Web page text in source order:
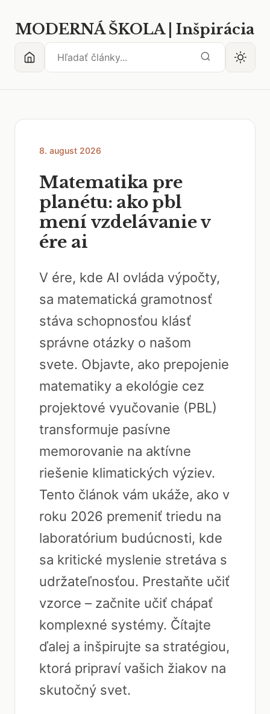
MODERNÁ ŠKOLA | Inšpirácia
8. august 2026
Matematika pre
planétu: ako pbl
mení vzdelávanie v
ére ai
V ére, kde AI ovláda výpočty,
sa matematická gramotnosť
stáva schopnosťou klásť
správne otázky o našom
svete. Objavte, ako prepojenie
matematiky a ekológie cez
projektové vyučovanie (PBL)
transformuje pasívne
memorovanie na aktívne
riešenie klimatických výziev.
Tento článok vám ukáže, ako v
roku 2026 premeniť triedu na
laboratórium budúcnosti, kde
sa kritické myslenie stretáva s
udržateľnosťou. Prestaňte učiť
vzorce – začnite učiť chápať
komplexné systémy. Čítajte
ďalej a inšpirujte sa stratégiou,
ktorá pripraví vašich žiakov na
skutočný svet.